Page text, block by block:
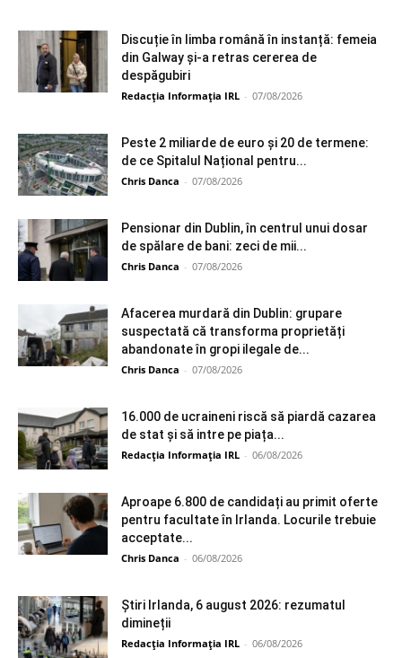
Discuție în limba română în instanță: femeia
din Galway și-a retras cererea de
despăgubiri
Redacția Informația IRL - 07/08/2026
Peste 2 miliarde de euro și 20 de termene:
de ce Spitalul Național pentru...
Chris Danca - 07/08/2026
Pensionar din Dublin, în centrul unui dosar
de spălare de bani: zeci de mii...
Chris Danca - 07/08/2026
Afacerea murdară din Dublin: grupare
suspectată că transforma proprietăți
abandonate în gropi ilegale de...
Chris Danca - 07/08/2026
16.000 de ucraineni riscă să piardă cazarea
de stat și să intre pe piața...
Redacția Informația IRL - 06/08/2026
Aproape 6.800 de candidați au primit oferte
pentru facultate în Irlanda. Locurile trebuie
acceptate...
Chris Danca - 06/08/2026
Știri Irlanda, 6 august 2026: rezumatul
dimineții
Redacția Informația IRL - 06/08/2026